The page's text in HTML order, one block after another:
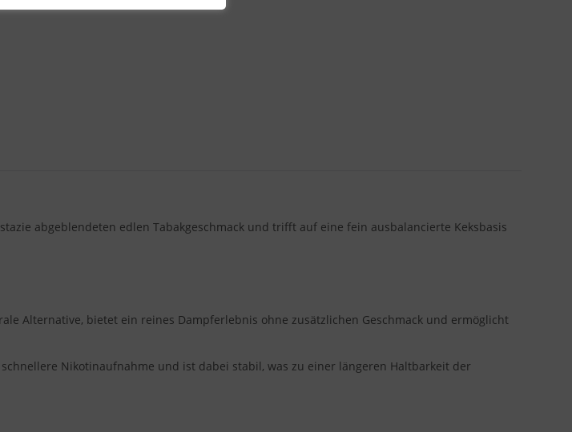
abgeblendeten edlen Tabakgeschmack und trifft auf eine fein ausbalancierte Keksbasis
Alternative, bietet ein reines Dampferlebnis ohne zusätzlichen Geschmack und ermöglicht
Nikotinaufnahme und ist dabei stabil, was zu einer längeren Haltbarkeit der